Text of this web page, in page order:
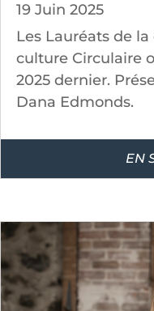
19 Juin 2025
Les Lauréats de
culture Circulaire
2025 dernier.
Dana Edmonds.
EN